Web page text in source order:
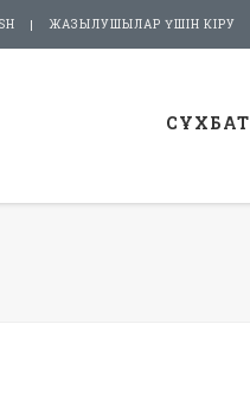
ЖАЗЫЛУШЫЛАР ҮШІН КІРУ
СҰХБАТ